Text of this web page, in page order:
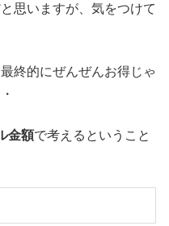
思いますが、気をつけて
終的にぜんぜんお得じゃ
金額で考えるということ